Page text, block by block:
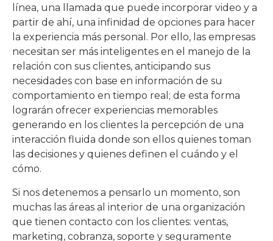
línea, una llamada que puede incorporar video y a
partir de ahí, una infinidad de opciones para hacer
la experiencia más personal. Por ello, las empresas
necesitan ser más inteligentes en el manejo de la
relación con sus clientes, anticipando sus
necesidades con base en información de su
comportamiento en tiempo real; de esta forma
lograrán ofrecer experiencias memorables
generando en los clientes la percepción de una
interacción fluida donde son ellos quienes toman
las decisiones y quienes definen el cuándo y el
cómo.
Si nos detenemos a pensarlo un momento, son
muchas las áreas al interior de una organización
que tienen contacto con los clientes: ventas,
marketing, cobranza, soporte y seguramente